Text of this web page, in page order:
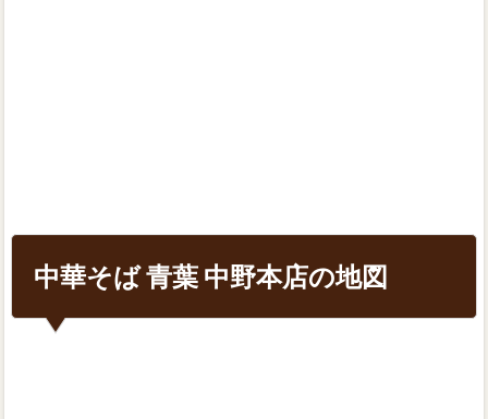
中華そば 青葉 中野本店の地図